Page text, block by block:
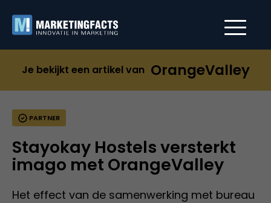
Je bekijkt een artikel van OrangeValley
PARTNER
Stayokay Hostels versterkt
imago met OrangeValley
Het effect van de samenwerking met bureau